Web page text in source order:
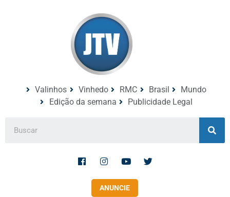
Valinhos Vinhedo RMC Brasil
Mundo
Edição da semana
Publicidade Legal
ANUNCIE